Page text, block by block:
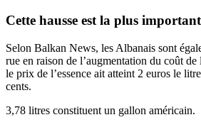
Cette hausse est la plus
Selon Balkan News, les Albanais sont
rue en raison de l’augmentation du coût de
le prix de l’essence ait atteint 2 euros le
cents.
3,78 litres constituent un gallon américain.